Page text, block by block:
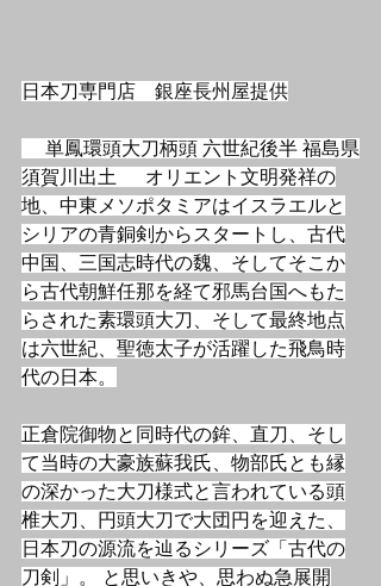
日本刀専門店　銀座長州屋提供
単鳳環頭大刀柄頭 六世紀後半 福島県
須賀川出土 　 オリエント文明発祥の
地、中東メソポタミアはイスラエルと
シリアの青銅剣からスタートし、古代
中国、三国志時代の魏、そしてそこか
ら古代朝鮮任那を経て邪馬台国へもた
らされた素環頭大刀、そして最終地点
は六世紀、聖徳太子が活躍した飛鳥時
代の日本。
正倉院御物と同時代の鉾、直刀、そし
て当時の大豪族蘇我氏、物部氏とも縁
の深かった大刀様式と言われている頭
椎大刀、円頭大刀で大団円を迎えた、
日本刀の源流を辿るシリーズ「古代の
刀剣」。 と思いきや、思わぬ急展開